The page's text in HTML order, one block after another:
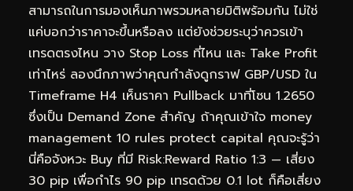
สามารถในการมองเห็นภาพรวมหลายมิติพร้อมกัน ไม่ใช่
แค่บอกว่าราคาจะขึ้นหรือลง แต่ยังช่วยระบุว่าควรเข้า
เทรดตรงไหน วาง Stop Loss ที่ไหน และ Take Profit
เท่าไหร่ ลองนึกภาพว่าคุณกำลังดูกราฟ GBP/USD ใน
Timeframe H4 เห็นราคา Pullback มาที่โซน 1.2650
ซึ่งเป็น Demand Zone สำคัญ ถ้าคุณเข้าใจ money
management 10 rules protect capital คุณจะรู้ว่า
นี่คือจังหวะ Buy ที่มี Risk:Reward Ratio 1:3 — เสี่ยง
30 pip เพื่อกำไร 90 pip เทรดด้วย 0.1 lot ก็คือเสี่ยง